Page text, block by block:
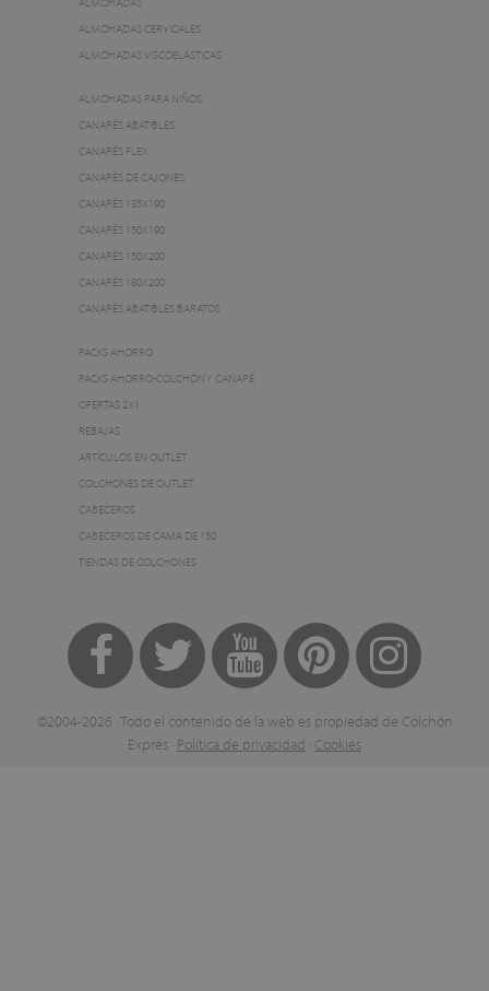
ALMOHADAS CERVICALES
ALMOHADAS VISCOELÁSTICAS
ALMOHADAS PARA NIÑOS
CANAPÉS ABATIBLES
CANAPÉS FLEX
CANAPÉS DE CAJONES
CANAPÉS 135X190
CANAPÉS 150X190
CANAPÉS 150X200
CANAPÉS 180X200
CANAPÉS ABATIBLES BARATOS
PACKS AHORRO
PACKS AHORRO-COLCHÓN Y CANAPÉ
OFERTAS 2X1
REBAJAS
ARTÍCULOS EN OUTLET
COLCHONES DE OUTLET
CABECEROS
CABECEROS DE CAMA DE 150
TIENDAS DE COLCHONES
©2004-2026 · Todo el contenido de la web es propiedad de Colchón
Exprés · Política de privacidad · Cookies